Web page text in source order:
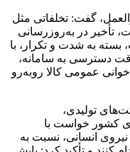
گفت: تخلفاتی مثل
تأخیر در به‌روزرسانی
به شدت و تکرار، با
دسترسی به سامانه،
عمومی کالا روبه‌رو
تولیدی،
کشور خواست با
انسانی، نسبت به